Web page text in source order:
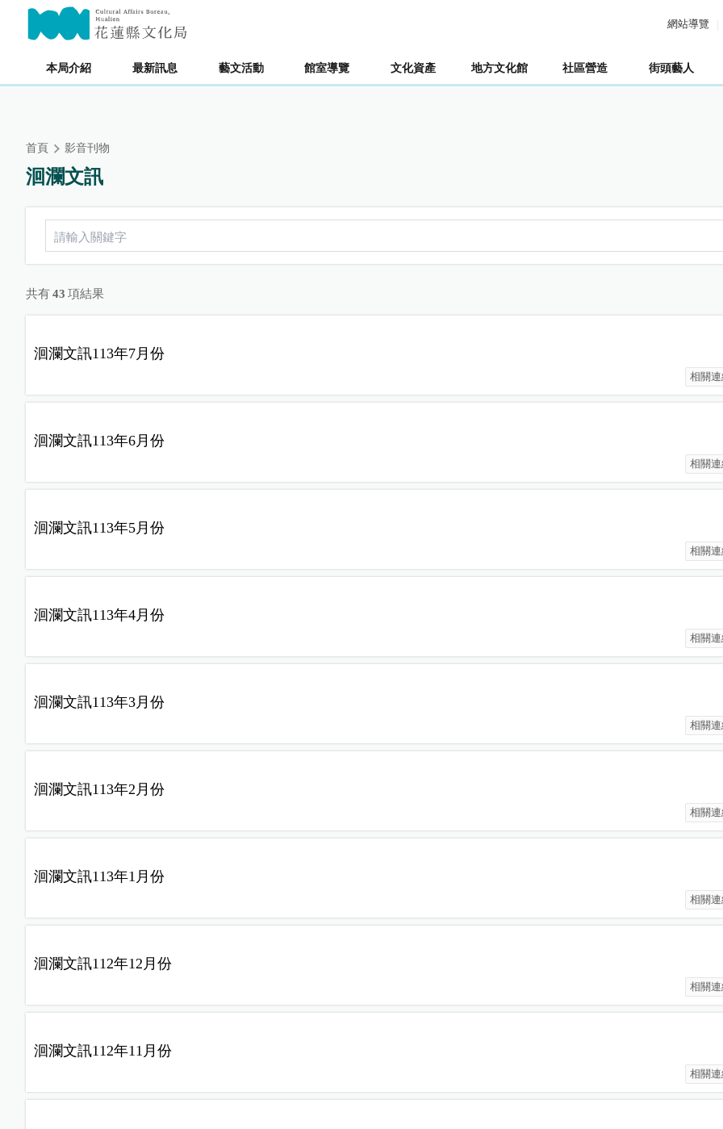
內
網站導覽
本局介紹 最新訊息 藝文活動 館室導覽 文化資產 地方文化館 社區營造 街頭藝人
主要內容區塊
首頁 影音刊物
洄瀾文訊
共有43 項結果
洄瀾文訊113年7月份
相關
洄瀾文訊113年6月份
相關
洄瀾文訊113年5月份
相關
洄瀾文訊113年4月份
相關
洄瀾文訊113年3月份
相關
洄瀾文訊113年2月份
相關
洄瀾文訊113年1月份
相關
洄瀾文訊112年12月份
相關
洄瀾文訊112年11月份
相關